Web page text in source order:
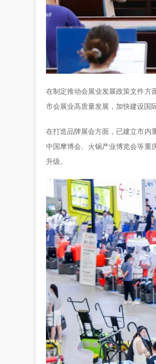
在制定推动会展业发展政策文件方
市会展业高质量发展，加快建设国
在打造品牌展会方面，已建立市内
中国摩博会、火锅产业博览会等重
升级。